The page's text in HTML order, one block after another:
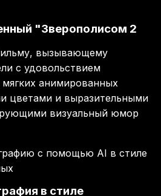
"Зверополисом 2
вызывающему
с удовольствием
анимированных
цветами и выразительными
визуальный юмор
в стиле